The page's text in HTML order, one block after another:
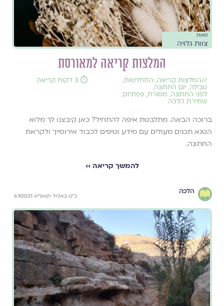
מאת
צוות גלויה
המלצות קריאה למאורסת
//המלצות קריאה, התחדשות,
טבילה, יום החתונה,
לפני החתונה, מסורת, פמיניזם,
שמירת הלכה
⏱️ 3 דקות קריאה
ברוכה הבאה. מתלבטת איפה להתחיל? כאן קיבצנו לך מלוא
הטנא תכנים מעולים עם מידע וטיפים לכבוד אירוסייך ולקראת
החתונה.
להמשך קריאה ››
הלכה
כ״ט באלול תשפ״א 6.9.2021